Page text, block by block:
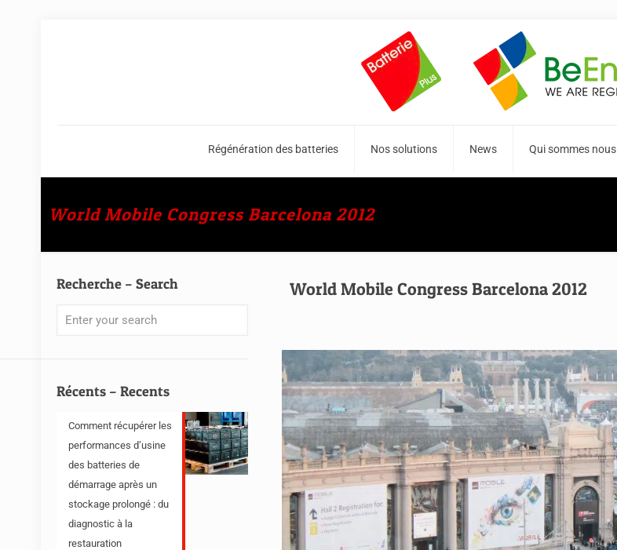
Régénération des batteries Nos solutions News Qui sommes nous
World Mobile Congress Barcelona 2012
World Mobile Congress Barcelona 2012
Recherche – Search
Récents – Recents
Comment récupérer les
performances d’usine
des batteries de
démarrage après un
stockage prolongé : du
diagnostic à la
restauration